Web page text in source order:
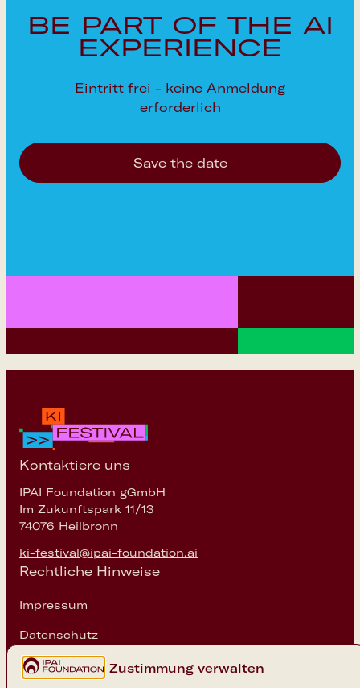
Zustimmung verwalten
BE PART OF THE AI
EXPERIENCE
Eintritt frei - keine Anmeldung
erforderlich
Save the date
Kontaktiere uns
IPAI Foundation gGmbH
Im Zukunftspark 11/13
74076 Heilbronn
ki-festival@ipai-foundation.ai
Rechtliche Hinweise
Impressum
Datenschutz
Cookie-Einstellungen